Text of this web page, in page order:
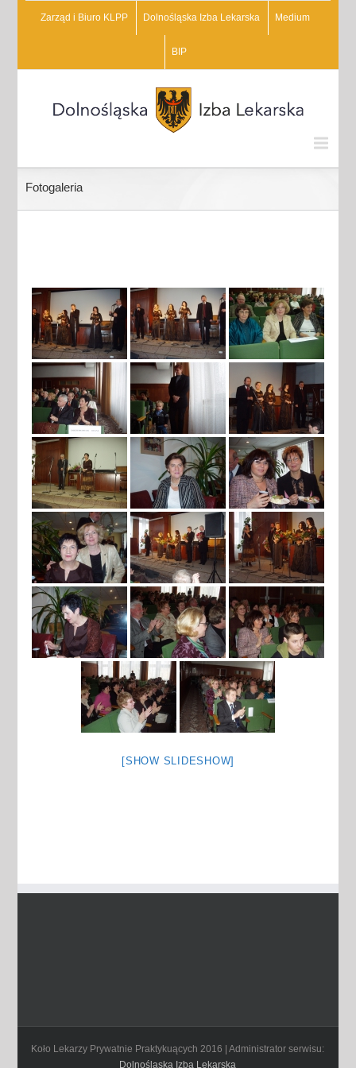
Zarząd i Biuro KLPP Dolnośląska Izba Lekarska Medium
BIP
Fotogaleria
[SHOW SLIDESHOW]
Koło Lekarzy Prywatnie Praktykuących 2016 | Administrator serwisu:
Dolnośląska Izba Lekarska